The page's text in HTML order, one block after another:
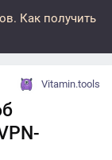
Как получить
Vitamin.tools